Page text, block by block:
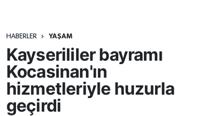
HABERLER YAŞAM
Kayserililer bayramı
Kocasinan'ın
hizmetleriyle huzurla
geçirdi